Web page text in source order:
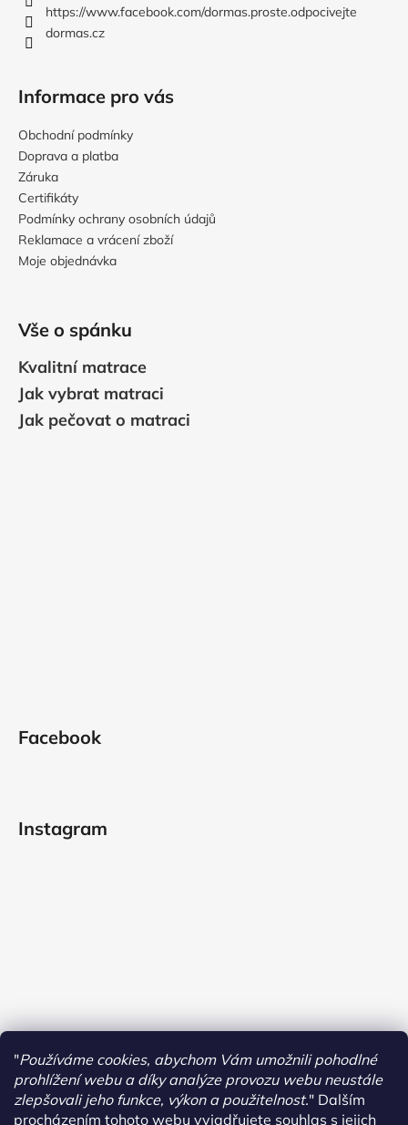
"Používáme cookies, abychom Vám umožnili pohodlné
prohlížení webu a díky analýze provozu webu neustále
zlepšovali jeho funkce, výkon a použitelnost." Dalším
procházením tohoto webu vyjadřujete souhlas s jejich
https://www.facebook.com/dormas.proste.odpocivejte
dormas.cz
Informace pro vás
Obchodní podmínky
Doprava a platba
Záruka
Certifikáty
Podmínky ochrany osobních údajů
Reklamace a vrácení zboží
Moje objednávka
Vše o spánku
Kvalitní matrace
Jak vybrat matraci
Jak pečovat o matraci
Facebook
Instagram